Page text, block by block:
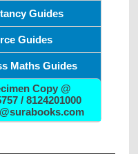
Guides
Guides
Maths Guides
Copy @
/ 8124201000